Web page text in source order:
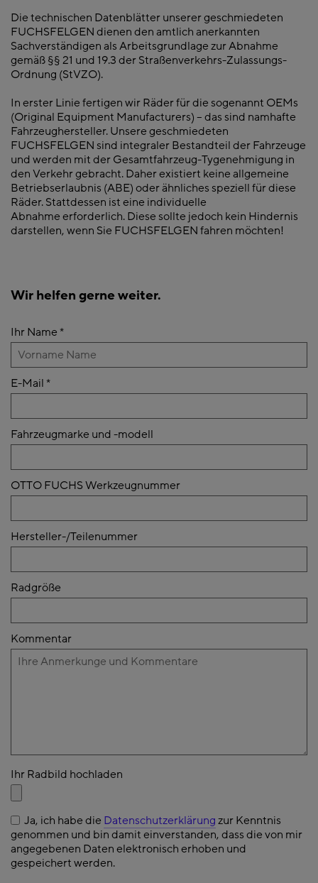
Die technischen Datenblätter unserer geschmiedeten
FUCHSFELGEN dienen den amtlich anerkannten
Sachverständigen als Arbeitsgrundlage zur Abnahme
gemäß §§ 21 und 19.3 der Straßenverkehrs-Zulassungs-
Ordnung (StVZO).
In erster Linie fertigen wir Räder für die sogenannt OEMs
(Original Equipment Manufacturers) – das sind namhafte
Fahrzeughersteller. Unsere geschmiedeten
FUCHSFELGEN sind integraler Bestandteil der Fahrzeuge
und werden mit der Gesamtfahrzeug-Tygenehmigung in
den Verkehr gebracht. Daher existiert keine allgemeine
Betriebserlaubnis (ABE) oder ähnliches speziell für diese
Räder. Stattdessen ist eine individuelle
Abnahme erforderlich. Diese sollte jedoch kein Hindernis
darstellen, wenn Sie FUCHSFELGEN fahren möchten!
Wir helfen gerne weiter.
Ihr Name *
E-Mail *
Fahrzeugmarke und -modell
OTTO FUCHS Werkzeugnummer
Hersteller-/Teilenummer
Radgröße
Kommentar
Ihr Radbild hochladen
Ja, ich habe die Datenschutzerklärung zur Kenntnis
genommen und bin damit einverstanden, dass die von mir
angegebenen Daten elektronisch erhoben und
gespeichert werden.